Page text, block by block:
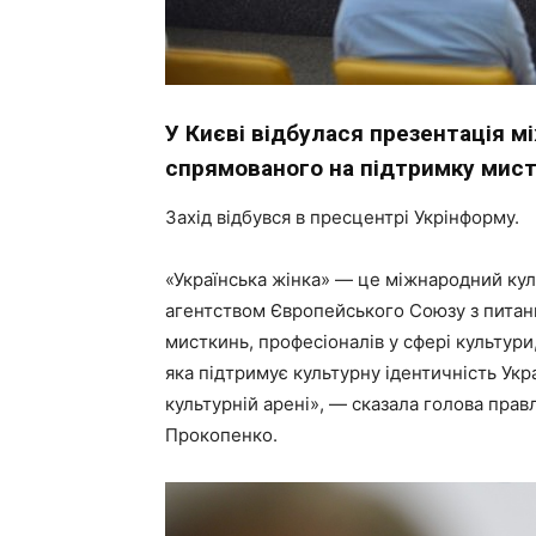
У Києві відбулася презентація
спрямованого на підтримку
Захід відбувся в пресцентрі Укрінформу.
«Українська жінка» — це міжнародний
агентством Європейського Союзу з
мисткинь, професіоналів у сфері
яка підтримує культурну ідентичність
культурній арені», — сказала голова
Прокопенко.